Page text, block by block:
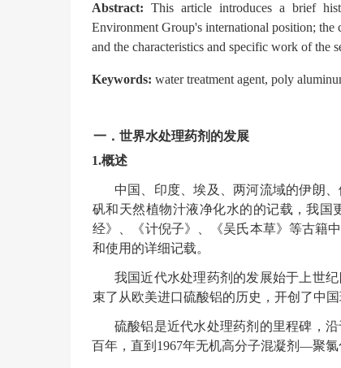
Abstract:This article introduces a brief
Environment Group's international position; the
and the characteristics and specific work of the
Keywords: water treatment agent, poly
一． 世界水处理药剂的发展
1.概述
中国、印度、埃及、两河流域的伊朗
矾和天然植物汁液净化水的的记载，我
经》、《计倪子》、《吴氏本草》等古籍
和使用的详细记载。
我国近代水处理药剂的发展始于上世
束了从欧美进口硫酸铝的历史，开创了中
硫酸铝是近代水处理药剂的里程碑，沿
百年，直到1967年无机高分子混凝剂 —聚氯